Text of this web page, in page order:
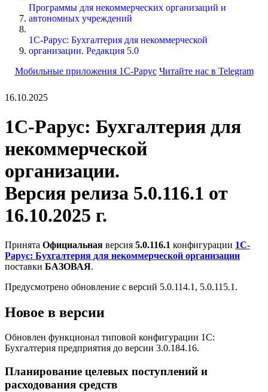
Программы для некоммерческих организаций и
автономных учреждений
1С-Рарус: Бухгалтерия для некоммерческой
организации. Редакция 5.0
Мобильные приложения 1С-Рарус Читайте нас в Telegram
16.10.2025
1С-Рарус: Бухгалтерия для
некоммерческой
организации.
Версия релиза 5.0.116.1 от
16.10.2025 г.
Принята Официальная версия 5.0.116.1 конфигурации 1С-
Рарус: Бухгалтерия для некоммерческой организации
поставки БАЗОВАЯ.
Предусмотрено обновление с версий 5.0.114.1, 5.0.115.1.
Новое в версии
Обновлен функционал типовой конфигурации 1С:
Бухгалтерия предприятия до версии 3.0.184.16.
Планирование целевых поступлений и
расходования средств